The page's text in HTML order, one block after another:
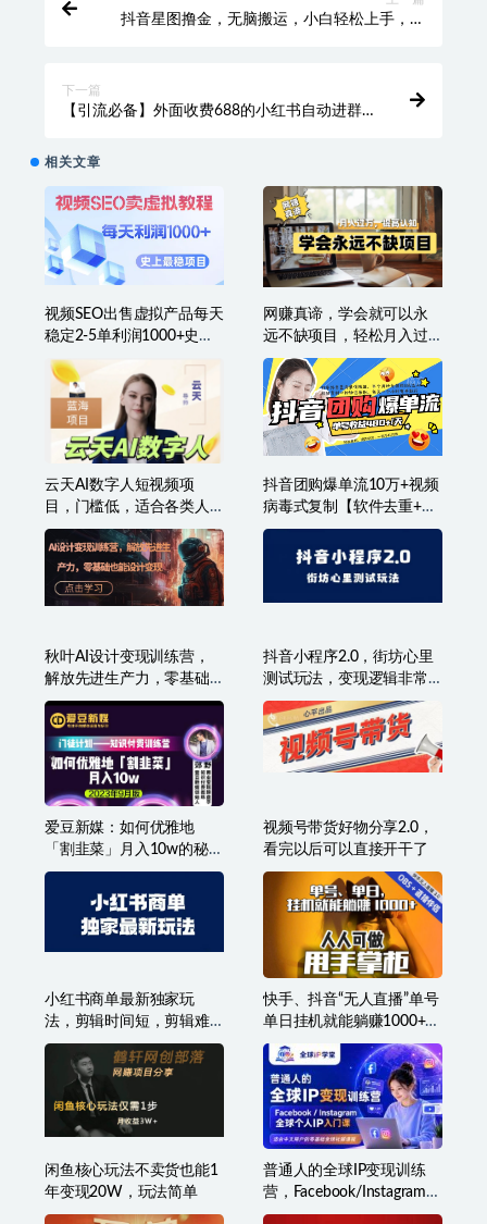
抖音星图撸金，无脑搬运，小白轻松上手，每
下一篇
【引流必备】外面收费688的小红书自动进群
相关文章
视频SEO出售虚拟产品每天
稳定2-5单利润1000+史上
最稳定私域变现项目
网赚真谛，学会就可以永
远不缺项目，轻松月入过
万，提高小白认知！
云天AI数字人短视频项
目，门槛低，适合各类人
群
抖音团购爆单流10万+视频
病毒式复制【软件去重+详
细教程】
秋叶AI设计变现训练营，
解放先进生产力，零基础
也能设计变现
抖音小程序2.0，街坊心里
测试玩法，变现逻辑非常
很简单
爱豆新媒：如何优雅地
「割韭菜」月入10w的秘诀
（2023年9月版）
视频号带货好物分享2.0，
看完以后可以直接开干了
小红书商单最新独家玩
法，剪辑时间短，剪辑难
度低，能批量做号
快手、抖音“无人直播”单号
单日挂机就能躺赚1000+，
这次我就把这当“甩手掌柜”
的秘密教给你，人人可
做！
闲鱼核心玩法不卖货也能1
年变现20W，玩法简单
普通人的全球IP变现训练
营，Facebook/Instagram全
球个人IP入门课，零基础全